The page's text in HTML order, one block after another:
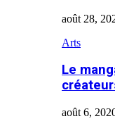
août 28,
Arts
Le
août 6,